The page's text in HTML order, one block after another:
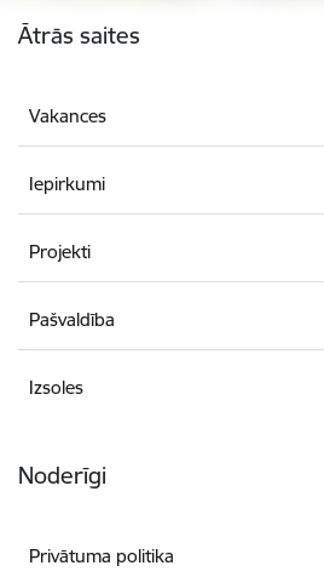
Ātrās saites
Vakances
Iepirkumi
Projekti
Pašvaldība
Izsoles
Noderīgi
Privātuma politika